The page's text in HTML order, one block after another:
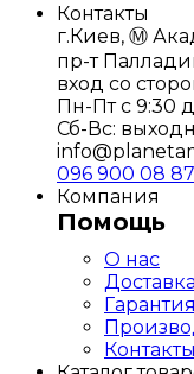
Контакты
г.Киев, Ⓜ️
пр-т
вход со
Пн-Пт с 9:30
Сб-Вс:
096 900 08 87
Компания
Помощь
О нас
Гарантия
Контакты